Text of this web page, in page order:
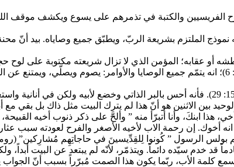
نموذج الملتزم بشريعة الربّ، ويطبّق جميع وصاياه. بيد أنّ
أو عقابه؛ المؤمن الذي لا تزال شريعته مكتوبة على
بعيدٌ عنه. كما وَرَدَ في الكِتاب: ((هذا الشَّعبُ يُكَرِمُني بِشَفَتَيه وأَمَّا قَلبُه فبَعيدٌ مِنِّي” (مرقس 7: 6)؛ انه يتمّم جميع
ويبيّن حواره مع ابيه أنّه ليس سعيدًا: ” فما أَعطَيتَني جَدْياً واحِداً لأَتَنعَّمَ به مع أَصدِقائي” (لوقا 15: 29). فأنه
بين الاثنين هو أنّ هذا لم يترك البيت مثل ذاك بل بقي مع
هذا ابنكَ، وأنا أتبرّأ منه ” وألحَّ على ذكر ذنوب أخيه
الرسول ” كُونوا لِلقِدِّيسينَ في حاجاتِهِم مُشارِكين” (رومة 12:
قد خدم سيّده دائماً. ويتذمّر، لأنّه لم يبتعد عن البيت
كلمة الأب، ربّما يكون هذا الصمت مُبرّراً بسبب أنّ الجواب